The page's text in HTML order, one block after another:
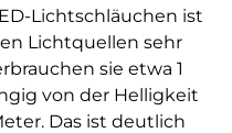
Lichtschläuchen ist
Lichtquellen sehr
sie etwa 1
von der Helligkeit
Das ist deutlich